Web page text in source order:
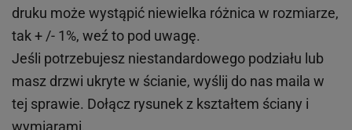
druku może wystąpić niewielka różnica w rozmiarze,
tak + /- 1%, weź to pod uwagę.
Jeśli potrzebujesz niestandardowego podziału lub
masz drzwi ukryte w ścianie, wyślij do nas maila w
tej sprawie. Dołącz rysunek z kształtem ściany i
wymiarami.